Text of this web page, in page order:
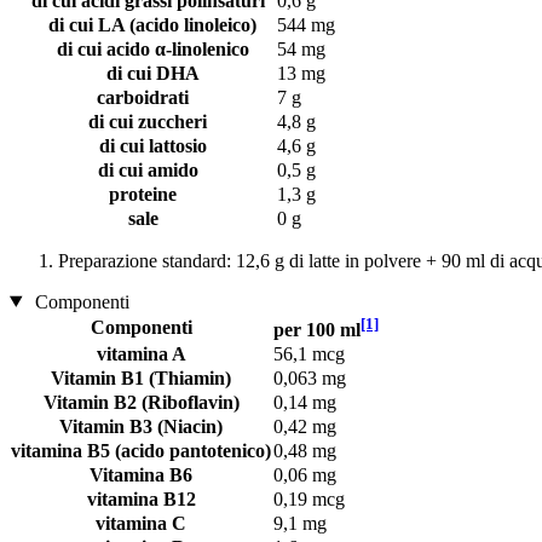
di cui LA (acido linoleico)
544 mg
di cui acido α-linolenico
54 mg
di cui DHA
13 mg
carboidrati
7 g
di cui zuccheri
4,8 g
di cui lattosio
4,6 g
di cui amido
0,5 g
proteine
1,3 g
sale
0 g
Preparazione standard: 12,6 g di latte in polvere + 90 ml di
Componenti
Componenti
per 100 ml[1]
vitamina A
56,1 mcg
Vitamin B1 (Thiamin)
0,063 mg
Vitamin B2 (Riboflavin)
0,14 mg
Vitamin B3 (Niacin)
0,42 mg
vitamina B5 (acido pantotenico)0,48 mg
Vitamina B6
0,06 mg
vitamina B12
0,19 mcg
vitamina C
9,1 mg